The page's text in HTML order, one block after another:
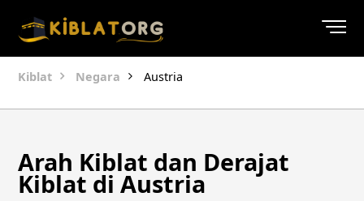
Kiblat Negara Austria
Arah Kiblat dan Derajat
Kiblat di Austria